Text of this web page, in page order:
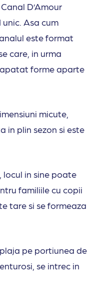
D’Amour
Asa cum
este format
care, in urma
forme aparte
micute,
in plin sezon si este
locul in sine poate
familiile cu copii
tare si se formeaza
pe portiunea de
se intrec in